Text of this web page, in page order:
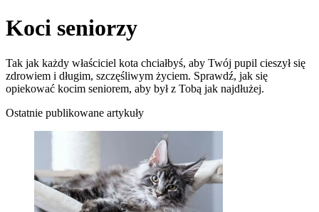
Koci seniorzy
Tak jak każdy właściciel kota chciałbyś, aby Twój pupil cieszył się
zdrowiem i długim, szczęśliwym życiem. Sprawdź, jak się
opiekować kocim seniorem, aby był z Tobą jak najdłużej.
Ostatnie publikowane artykuły